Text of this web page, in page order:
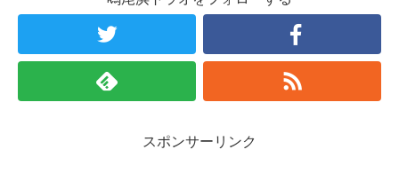
スポンサーリンク